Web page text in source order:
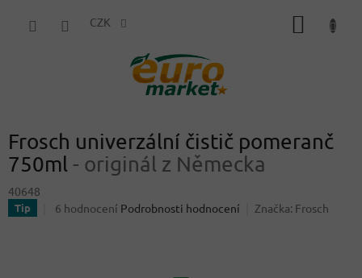
CZK
Frosch univerzální čistič pomeranč
750ml - originál z Německa
40648
Tip
Průměrné
6 hodnocení Podrobnosti hodnocení Značka: Frosch